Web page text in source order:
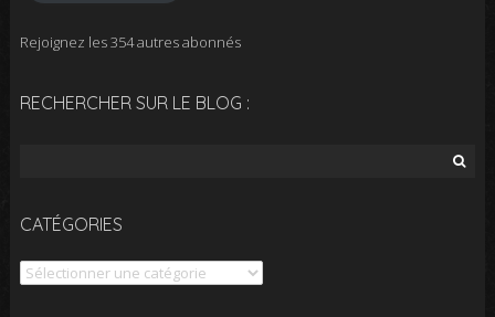
Rejoignez les 354 autres abonnés
RECHERCHER SUR LE BLOG :
CATÉGORIES
Catégories